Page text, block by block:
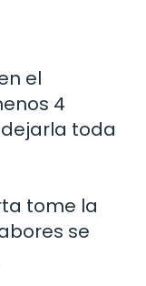
el
4
toda
tome la
se